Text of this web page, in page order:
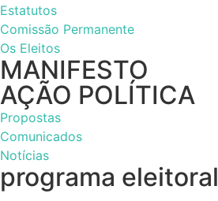
Estatutos
Comissão Permanente
Os Eleitos
MANIFESTO
AÇÃO POLÍTICA
Propostas
Comunicados
Notícias
programa eleitoral